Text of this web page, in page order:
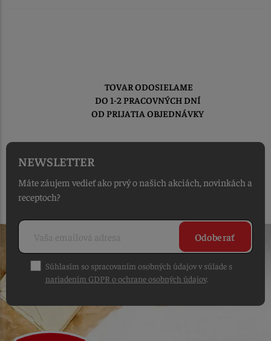
TOVAR ODOSIELAME
DO 1-2 PRACOVNÝCH DNÍ
OD PRIJATIA OBJEDNÁVKY
NEWSLETTER
Máte záujem vedieť ako prvý o našich akciách, novinkách a
receptoch?
Odoberať
Súhlasím so spracovaním osobných údajov v súlade s
nariadením GDPR o ochrane osobných údajov.